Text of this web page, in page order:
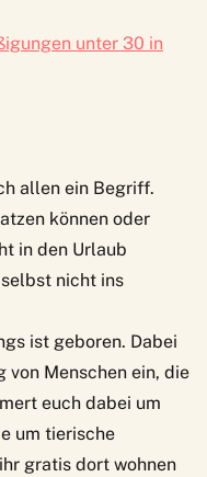
unter 30 in
allen ein Begriff.
können oder
in den Urlaub
nicht ins
ist geboren. Dabei
von Menschen ein, die
euch dabei um
um tierische
gratis dort wohnen